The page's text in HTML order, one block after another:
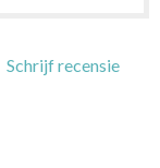
Schrijf recensie